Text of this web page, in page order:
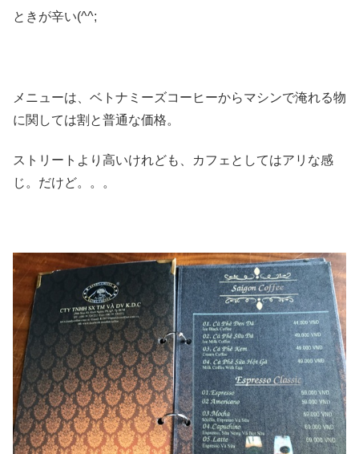
ときが辛い(^^;
メニューは、ベトナミーズコーヒーからマシンで淹れる物
に関しては割と普通な価格。
ストリートより高いけれども、カフェとしてはアリな感
じ。だけど。。。